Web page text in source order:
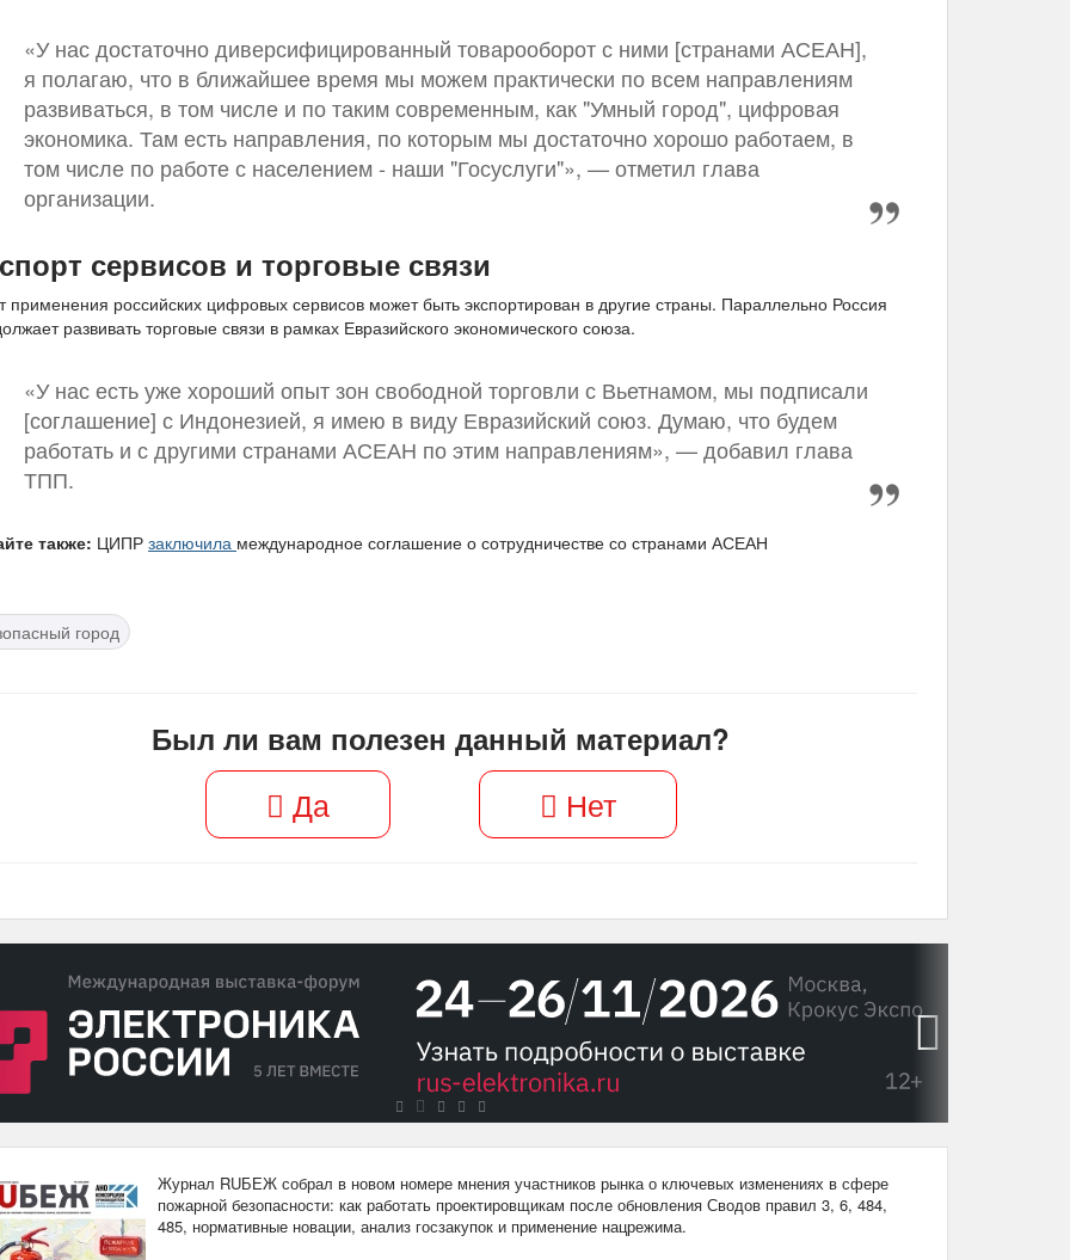
«У нас достаточно диверсифицированный товарооборот с ними [странами АСЕАН],
я полагаю, что в ближайшее время мы можем практически по всем направлениям
развиваться, в том числе и по таким современным, как "Умный город", цифровая
экономика. Там есть направления, по которым мы достаточно хорошо работаем, в
том числе по работе с населением - наши "Госуслуги"», — отметил глава
организации.
сервисов и торговые связи
применения российских цифровых сервисов может быть экспортирован в другие страны. Параллельно Россия
развивать торговые связи в рамках Евразийского экономического союза.
«У нас есть уже хороший опыт зон свободной торговли с Вьетнамом, мы подписали
[соглашение] с Индонезией, я имею в виду Евразийский союз. Думаю, что будем
работать и с другими странами АСЕАН по этим направлениям», — добавил глава
ТПП.
также: ЦИПР заключила международное соглашение о сотрудничестве со странами АСЕАН
город
Был ли вам полезен данный материал?
Да Нет
Журнал RUБЕЖ собрал в новом номере мнения участников рынка о ключевых изменениях в сфере
пожарной безопасности: как работать проектировщикам после обновления Сводов правил 3, 6, 484,
485, нормативные новации, анализ госзакупок и применение нацрежима.